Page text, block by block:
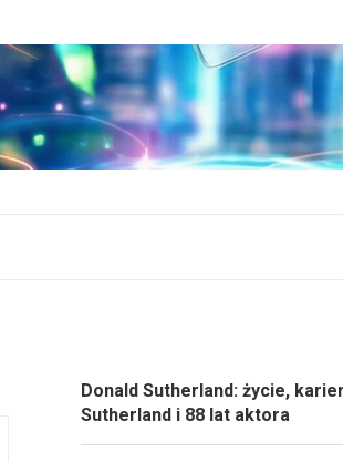
Donald Sutherland: życie,
Sutherland i 88 lat aktora